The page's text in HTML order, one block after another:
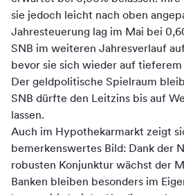
sie jedoch leicht nach oben
Jahresteuerung lag im Mai bei
SNB im weiteren Jahresverlauf
bevor sie sich wieder auf
Der geldpolitische Spielraum
SNB dürfte den Leitzins bis auf
lassen.
Auch im Hypothekarmarkt zeigt
bemerkenswertes Bild: Dank der
robusten Konjunktur wächst der
Banken bleiben besonders im